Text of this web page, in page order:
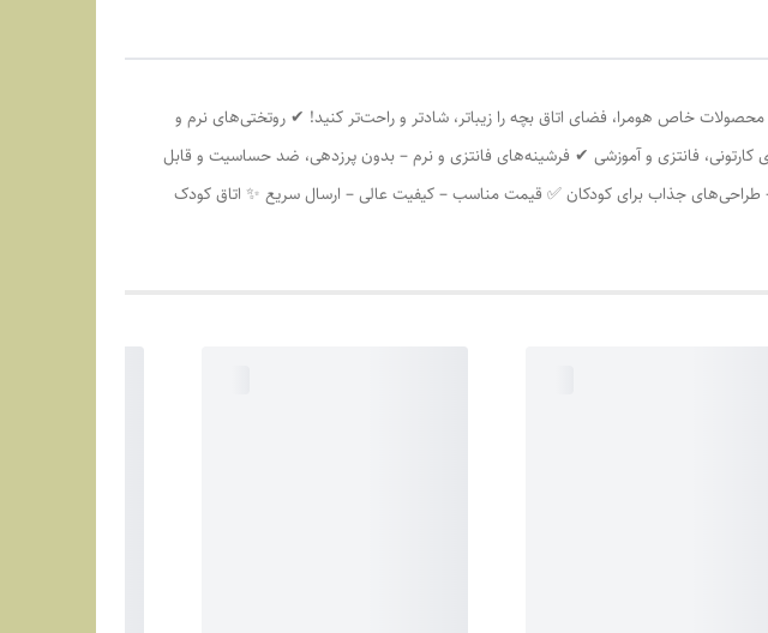
خاص هومرا، فضای اتاق بچه را زیباتر، شادتر و راحت‌تر کنید! ✔ روتختی‌های نرم و
فانتزی و آموزشی ✔ فرشینه‌های فانتزی و نرم – بدون پرزدهی، ضد حساسیت و قابل
طراحی‌های جذاب برای کودکان ✅ قیمت مناسب – کیفیت عالی – ارسال سریع ✨ اتاق کودک